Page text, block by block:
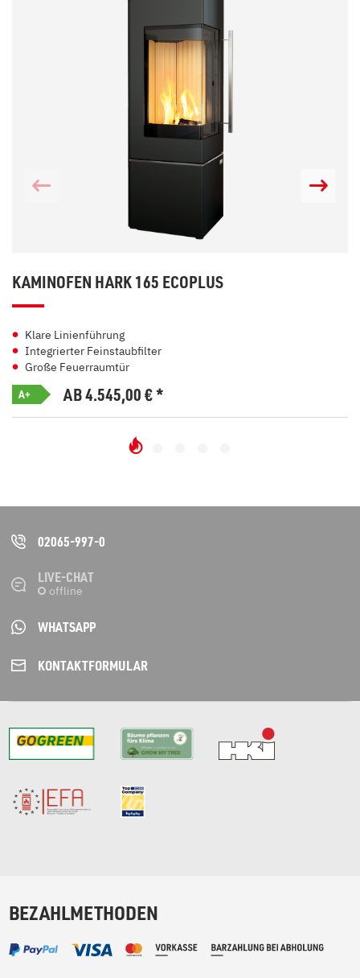
KAMINOFEN HARK 165 ECOPLUS
Klare Linienführung
Integrierter Feinstaubfilter
Große Feuerraumtür
A+ AB 4.545,00€*
02065-997-0
LIVE-CHAT
WHATSAPP
KONTAKT­FORMULAR
BEZAHLMETHODEN